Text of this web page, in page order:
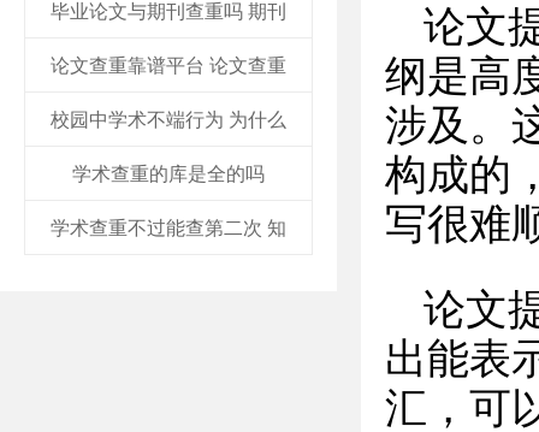
毕业论文与期刊查重吗 期刊
论文查重靠谱平台 论文查重
校园中学术不端行为 为什么
学术查重的库是全的吗
学术查重不过能查第二次 知
论文
纲是高
涉及。
构成的
写很难
论文
出能表
汇，可